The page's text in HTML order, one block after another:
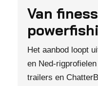
Van
Het aanbod loopt
en Ned-
trailers en